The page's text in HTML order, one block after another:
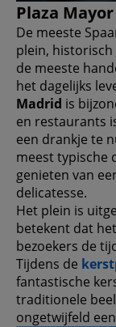
Plaza Mayor
De meeste
plein,
de meeste
het dagelijks
Madrid is
en restaurants
een drankje te
meest typische
genieten van
delicatesse.
Het plein is
betekent dat
bezoekers de
Tijdens de
fantastische
traditionele
ongetwijfeld